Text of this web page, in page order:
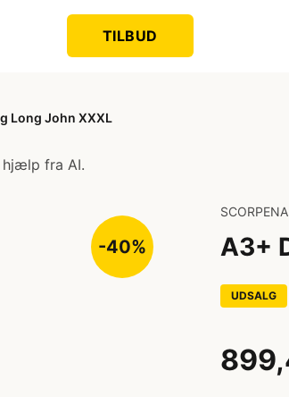
TILBUD
Long John XXXL
hjælp fra AI.
-40%
SCORPENA
A3+
UDSALG